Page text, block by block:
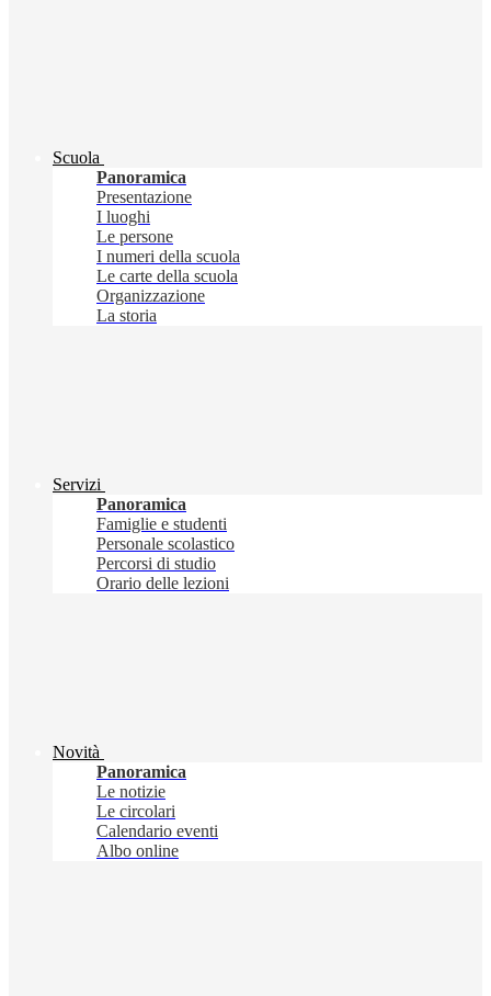
Scuola
Panoramica
Presentazione
I luoghi
Le persone
I numeri della scuola
Le carte della scuola
Organizzazione
La storia
Servizi
Panoramica
Famiglie e studenti
Personale scolastico
Percorsi di studio
Orario delle lezioni
Novità
Panoramica
Le notizie
Le circolari
Calendario eventi
Albo online